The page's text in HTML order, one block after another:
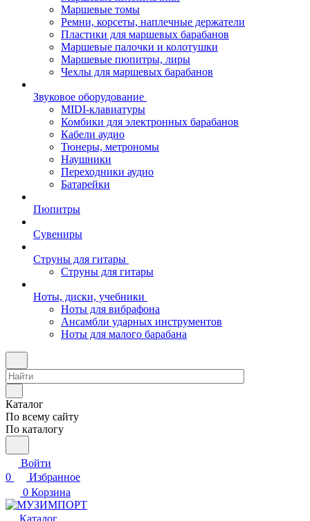
Маршевые томы
Ремни, корсеты, наплечные держатели
Пластики для маршевых барабанов
Маршевые палочки и колотушки
Маршевые пюпитры, лиры
Чехлы для маршевых барабанов
Звуковое оборудование
MIDI-клавиатуры
Комбики для электронных барабанов
Кабели аудио
Тюнеры, метрономы
Наушники
Переходники аудио
Батарейки
Пюпитры
Сувениры
Струны для гитары
Струны для гитары
Ноты, диски, учебники
Ноты для вибрафона
Ансамбли ударных инструментов
Ноты для малого барабана
Каталог
По всему сайту
По каталогу
Войти
0
Избранное
0 Корзина
Каталог